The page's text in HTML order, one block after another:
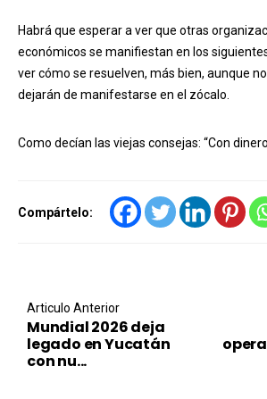
Habrá que esperar a ver que otras
económicos se manifiestan en los
ver cómo se resuelven, más bien, aunque
dejarán de manifestarse en el zócalo.
Como decían las viejas consejas: “Con
Compártelo:
Post navigation
Articulo Anterior
Mundial 2026 deja
legado en Yucatán
con nu...